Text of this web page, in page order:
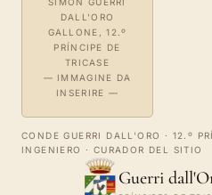
DALL'ORO
GALLONE, 12.º
PRÍNCIPE DE
TRICASE
— IMMAGINE DA
INSERIRE —
CONDE GUERRI DALL'ORO · 12.º
INGENIERO · CURADOR DEL SITIO
Guerri